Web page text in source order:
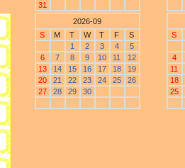
31
2026-09
S
M T W T F
S
1
2 3 4
5
6
7 8 9 10 11
12
13
14 15 16 17 18
19
20
21 22 23 24 25
26
27
28 29 30
S
4
11
18
25